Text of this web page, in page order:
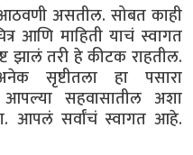
असतील. सोबत काही
आणि माहिती याचं स्वागत
झालं तरी हे कीटक राहतील.
सृष्टीतला हा पसारा
सहवासातील अशा
आपलं सर्वांचं स्वागत आहे.